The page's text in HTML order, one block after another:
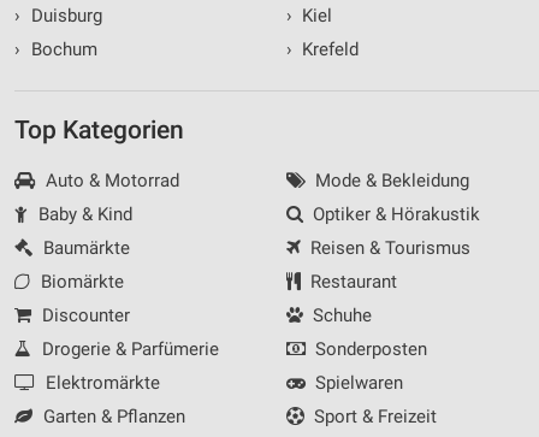
›
Duisburg
›
Bochum
› Kiel
› Krefeld
Top Kategorien
Auto & Motorrad
Baby & Kind
Baumärkte
Biomärkte
Discounter
Drogerie & Parfümerie
Elektromärkte
Garten & Pflanzen
Mode & Bekleidung
Optiker & Hörakustik
Reisen & Tourismus
Restaurant
Schuhe
Sonderposten
Spielwaren
Sport & Freizeit